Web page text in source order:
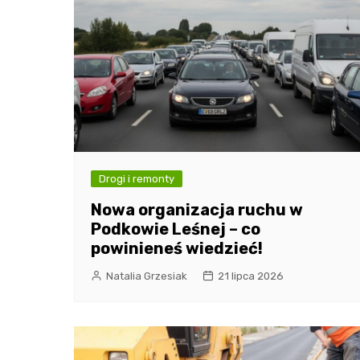
Drogi i remonty
Nowa organizacja ruchu w
Podkowie Leśnej – co
powinieneś wiedzieć!
Natalia Grzesiak 21 lipca 2026